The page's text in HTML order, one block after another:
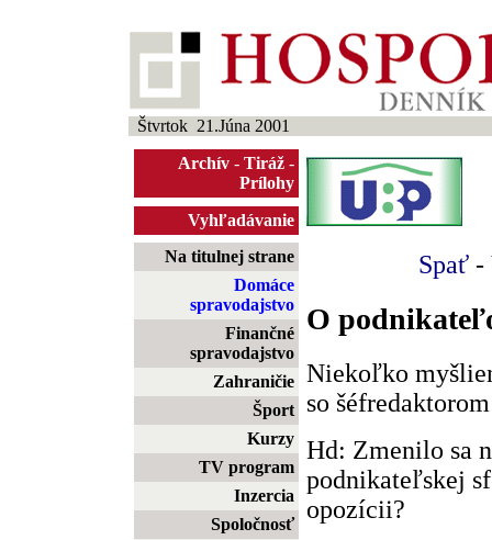
Štvrtok 21.Júna 2001
Archív - Tiráž -
Prílohy
Vyhľadávanie
Na titulnej strane
Domáce
spravodajstvo
Finančné
spravodajstvo
Zahraničie
Šport
Kurzy
TV program
Inzercia
Spoločnosť
Spať -
O
Niekoľko
so
Hd: Zmenilo sa
podnikateľskej
opozícii?